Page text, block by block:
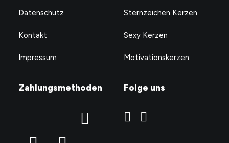
Datenschutz
Kontakt
Impressum
Sternzeichen Kerzen
Sexy Kerzen
Motivationskerzen
Zahlungsmethoden Folge uns